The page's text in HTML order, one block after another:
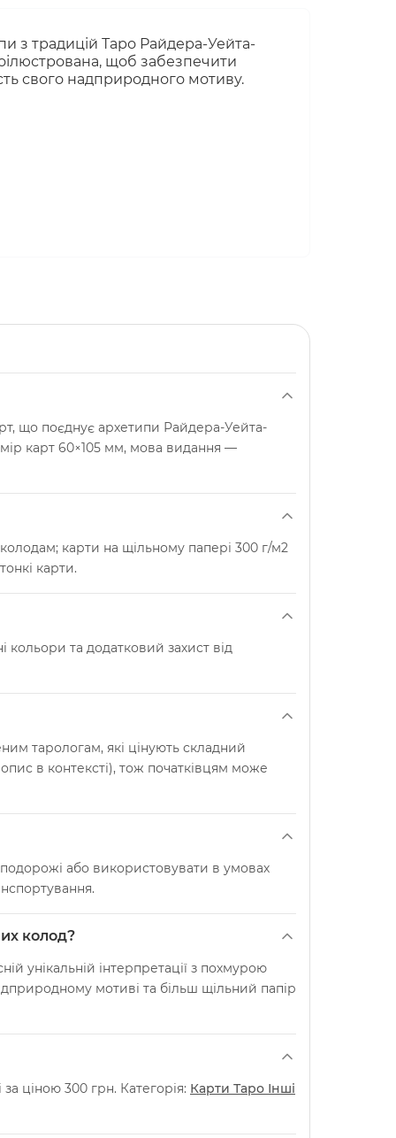
з традицій Таро Райдера-Уейта-
щоб забезпечити
свого надприродного мотиву.
що поєднує архетипи Райдера-Уейта-
карт 60×105 мм, мова видання —
карти на щільному папері 300 г/м2
карти.
та додатковий захист від
тарологам, які цінують складний
в контексті), тож початківцям може
або використовувати в умовах
колод?
унікальній інтерпретації з похмурою
мотиві та більш щільний папір
ціною 300 грн. Категорія: Карти Таро Інші